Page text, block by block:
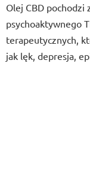
Olej CBD pochodzi
psychoaktywnego
terapeutycznych,
jak lęk, depresja,